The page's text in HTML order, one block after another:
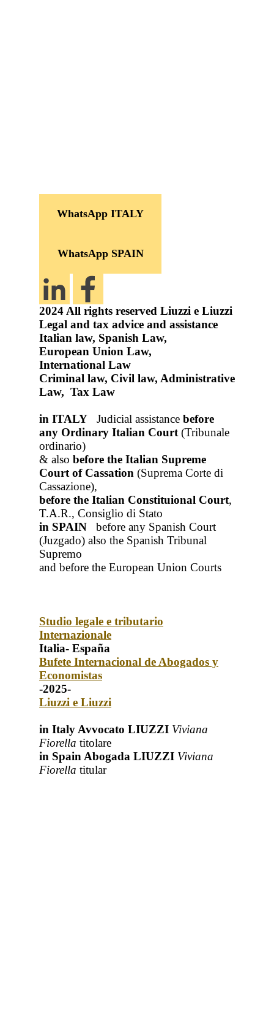
WhatsApp ITALY
WhatsApp SPAIN
2024 All rights reserved Liuzzi e Liuzzi
Legal and tax advice and assistance
Italian law, Spanish Law,
European Union Law,
International Law
Criminal law, Civil law, Administrative
Law, Tax Law
in ITALY Judicial assistance before
any Ordinary Italian Court (Tribunale
ordinario)
& also before the Italian Supreme
Court of Cassation (Suprema Corte di
Cassazione),
before the Italian Constituional Court,
T.A.R., Consiglio di Stato
in SPAIN before any Spanish Court
(Juzgado) also the Spanish Tribunal
Supremo
and before the European Union Courts
Studio legale e tributario
Internazionale
Italia- España
Bufete Internacional de Abogados y
Economistas
-2025-
Liuzzi e Liuzzi
in Italy Avvocato LIUZZI Viviana
Fiorella titolare
in Spain Abogada LIUZZI Viviana
Fiorella titular